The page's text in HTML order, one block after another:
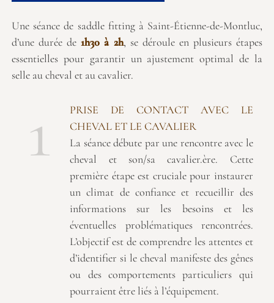
Une séance de saddle fitting à Saint-Étienne-de-Montluc,
d’une durée de1h30 à 2h, se déroule en plusieurs étapes
essentielles pour garantir un ajustement optimal de la
selle au cheval et au cavalier.
1
PRISE DE CONTACT AVEC LE
CHEVAL ET LE CAVALIER
La séance débute par une rencontre avec le
cheval et son/sa cavalier.ère. Cette
première étape est cruciale pour instaurer
un climat de confiance et recueillir des
informations sur les besoins et les
éventuelles problématiques rencontrées.
L’objectif est de comprendre les attentes et
d’identifier si le cheval manifeste des gênes
ou des comportements particuliers qui
pourraient être liés à l’équipement.